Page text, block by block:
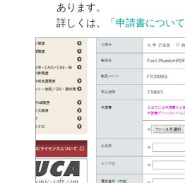
あります。
詳しくは、「申請書について